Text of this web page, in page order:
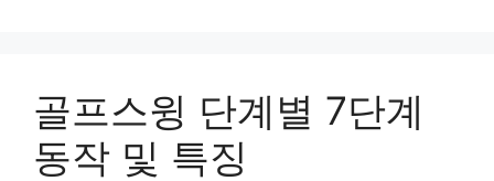
골프스윙 단계별 7단계
동작 및 특징